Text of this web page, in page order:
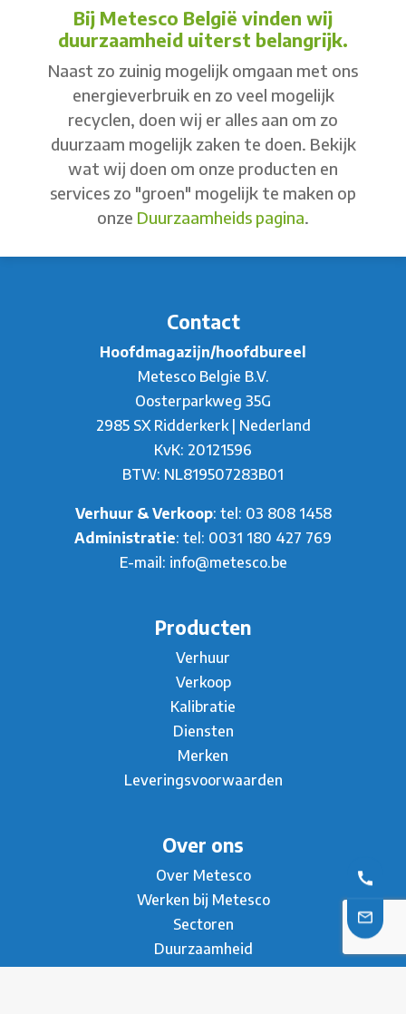
Bij Metesco België vinden wij
duurzaamheid uiterst belangrijk.
Naast zo zuinig mogelijk omgaan met ons
energieverbruik en zo veel mogelijk
recyclen, doen wij er alles aan om zo
duurzaam mogelijk zaken te doen. Bekijk
wat wij doen om onze producten en
services zo "groen" mogelijk te maken op
onze Duurzaamheids pagina.
Contact
Hoofdmagazijn/hoofdbureel
Metesco Belgie B.V.
Oosterparkweg 35G
2985 SX Ridderkerk | Nederland
KvK: 20121596
BTW: NL819507283B01
Verhuur & Verkoop: tel: 03 808 1458
Administratie: tel: 0031 180 427 769
E-mail: info@metesco.be
Producten
Verhuur
Verkoop
Kalibratie
Diensten
Merken
Leveringsvoorwaarden
Over ons
Over Metesco
Werken bij Metesco
Sectoren
Duurzaamheid
Nieuws